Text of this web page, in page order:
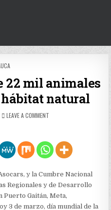
22 mil animales
natural
LEAVE A COMMENT
CERCA
DE
22
ANIMALES
VOLVIERON
A
SU
HÁBITAT
y la Cumbre Nacional
Regionales y de Desarrollo
Puerto Gaitán, Meta,
3 de marzo, día mundial de la